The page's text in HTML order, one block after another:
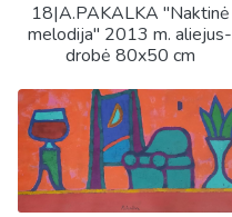
18|A.PAKALKA "Naktinė
melodija" 2013 m. aliejus-
drobė 80x50 cm